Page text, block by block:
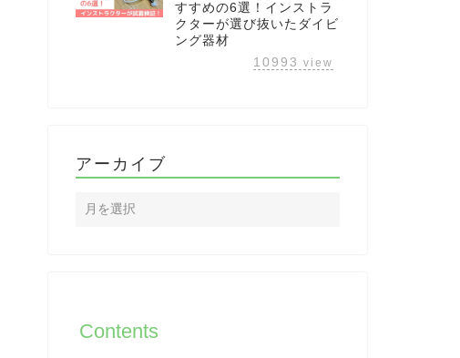
すすめの6選！インストラ
クターが選び抜いたダイビ
ング器材
10993 view
アーカイブ
Contents